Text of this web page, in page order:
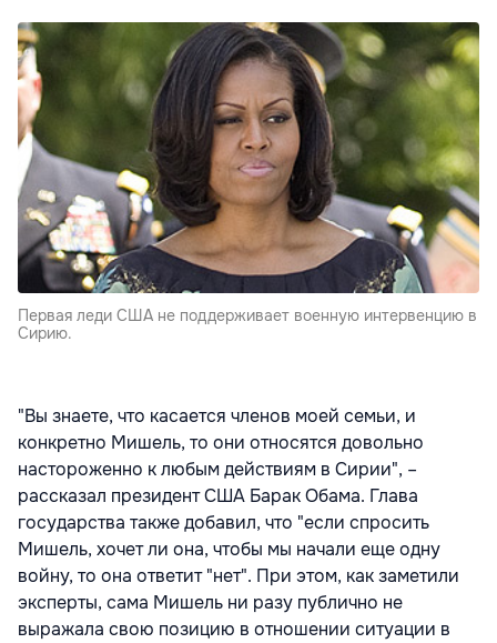
Первая леди США не поддерживает военную интервенцию в
Сирию.
"Вы знаете, что касается членов моей семьи, и
конкретно Мишель, то они относятся довольно
настороженно к любым действиям в Сирии", –
рассказал президент США Барак Обама. Глава
государства также добавил, что "если спросить
Мишель, хочет ли она, чтобы мы начали еще одну
войну, то она ответит "нет". При этом, как заметили
эксперты, сама Мишель ни разу публично не
выражала свою позицию в отношении ситуации в